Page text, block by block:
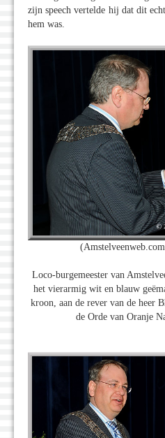
zijn speech vertelde hij dat dit
hem was.
Loco-burgemeester van
het vierarmig wit en blauw
kroon, aan de rever van de heer
de Orde van Oranje